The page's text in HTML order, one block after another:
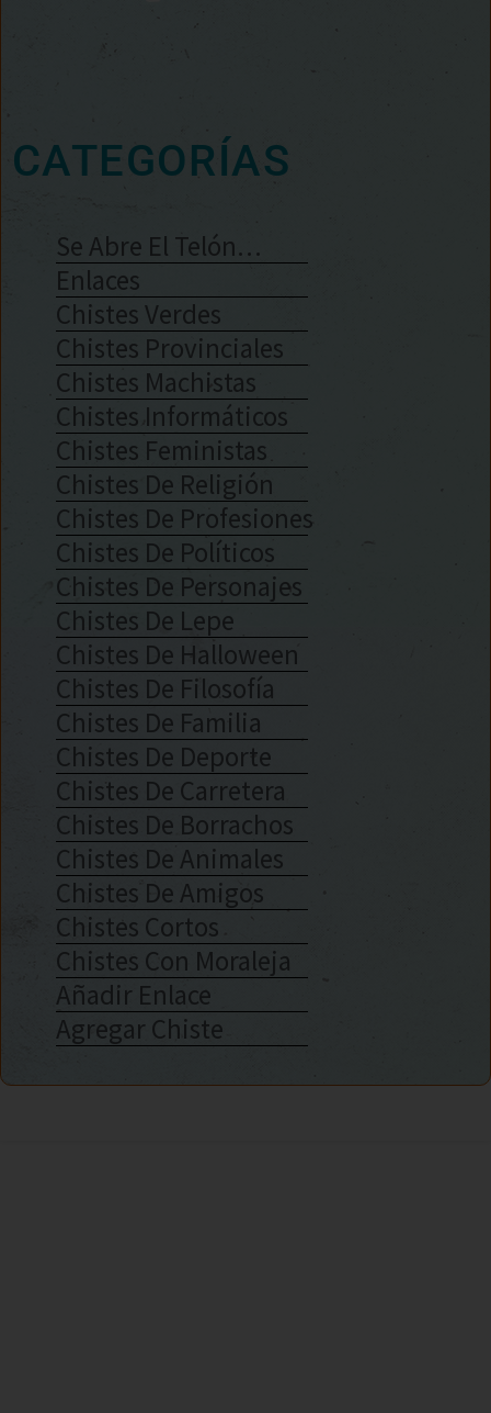
CATEGORÍAS
Se Abre El Telón…
Enlaces
Chistes Verdes
Chistes Provinciales
Chistes Machistas
Chistes Informáticos
Chistes Feministas
Chistes De Religión
Chistes De Profesiones
Chistes De Políticos
Chistes De Personajes
Chistes De Lepe
Chistes De Halloween
Chistes De Filosofía
Chistes De Familia
Chistes De Deporte
Chistes De Carretera
Chistes De Borrachos
Chistes De Animales
Chistes De Amigos
Chistes Cortos
Chistes Con Moraleja
Añadir Enlace
Agregar Chiste